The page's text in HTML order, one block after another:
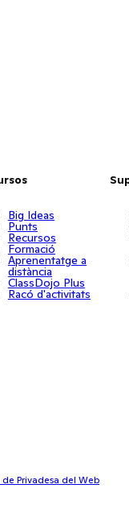
Big Ideas
Punts
Recursos
Formació
Aprenentatge a
distància
ClassDojo Plus
Racó d'activitats
de Privadesa del Web